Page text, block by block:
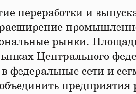
переработки и
рынки.
Центрального
федеральные сети и